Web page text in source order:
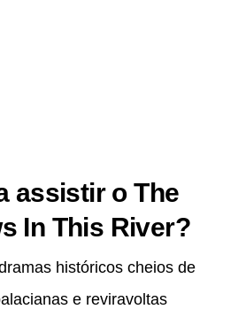
assistir o The
In This River?
históricos cheios de
e reviravoltas